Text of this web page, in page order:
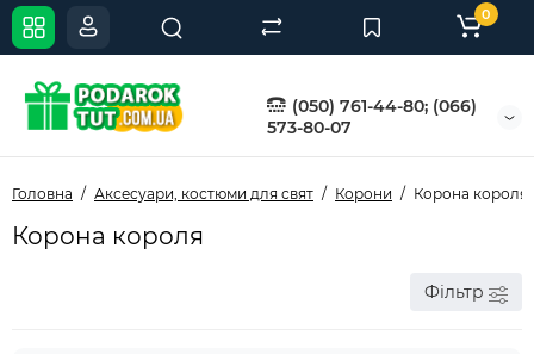
(050) 761-44-80; (066)
573-80-07
0
Головна Аксесуари, костюми для свят Корони Корона короля
Корона короля
Фільтр